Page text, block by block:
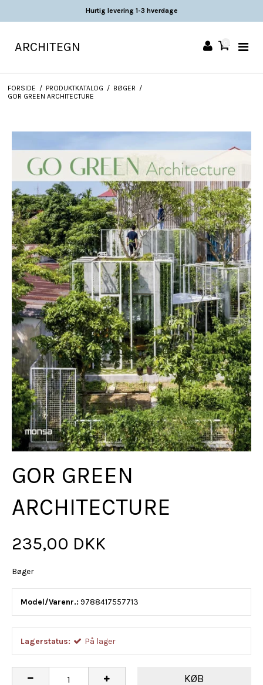
Hurtig levering 1-3 hverdage
ARCHITEGN
FORSIDE / PRODUKTKATALOG / BØGER /
GOR GREEN ARCHITECTURE
GOR GREEN
ARCHITECTURE
235,00 DKK
Bøger
Model/Varenr.: 9788417557713
Lagerstatus: På lager
KØB